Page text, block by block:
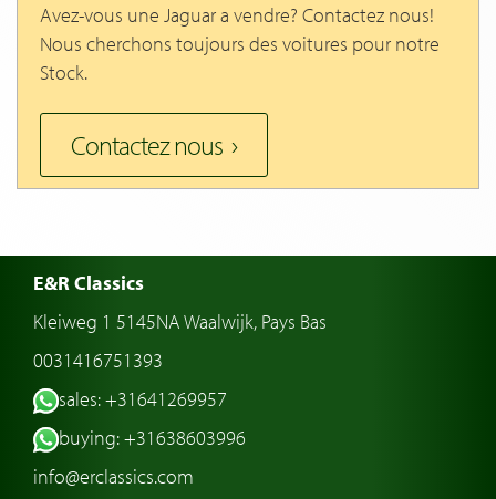
Avez-vous une Jaguar a vendre? Contactez nous!
Nous cherchons toujours des voitures pour notre
Stock.
Contactez nous
E&R Classics
Kleiweg 1 5145NA Waalwijk, Pays Bas
0031416751393
sales: +31641269957
buying: +31638603996
info@erclassics.com